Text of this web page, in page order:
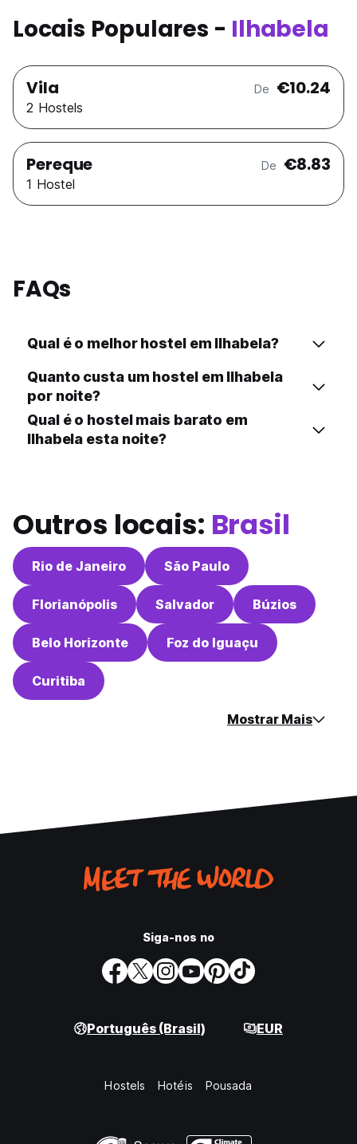
Locais Populares - Ilhabela
Vila De €10.24
2 Hostels
Pereque De €8.83
1 Hostel
FAQs
Qual é o melhor hostel em Ilhabela?
Quanto custa um hostel em Ilhabela
por noite?
Qual é o hostel mais barato em
Ilhabela esta noite?
Outros locais: Brasil
Rio de Janeiro São Paulo
Florianópolis Salvador Búzios
Belo Horizonte Foz do Iguaçu
Curitiba
Mostrar Mais
Siga-nos no
Português (Brasil) EUR
Hostels Hotéis Pousada